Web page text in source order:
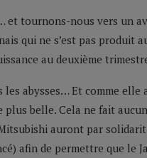
et tournons-nous vers un
qui ne s’est pas produit
au deuxième
abysses… Et comme
belle. Cela ne fait
auront par
afin de permettre que le